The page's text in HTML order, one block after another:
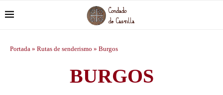
Portada » Rutas de senderismo » Burgos
BURGOS